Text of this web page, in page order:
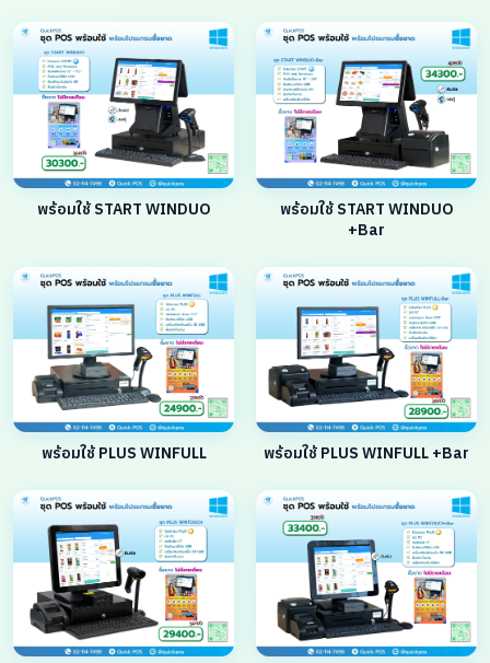
พร้อมใช้ START WINDUO
พร้อมใช้ START WINDUO
+Bar
พร้อมใช้ PLUS WINFULL พร้อมใช้ PLUS WINFULL +Bar